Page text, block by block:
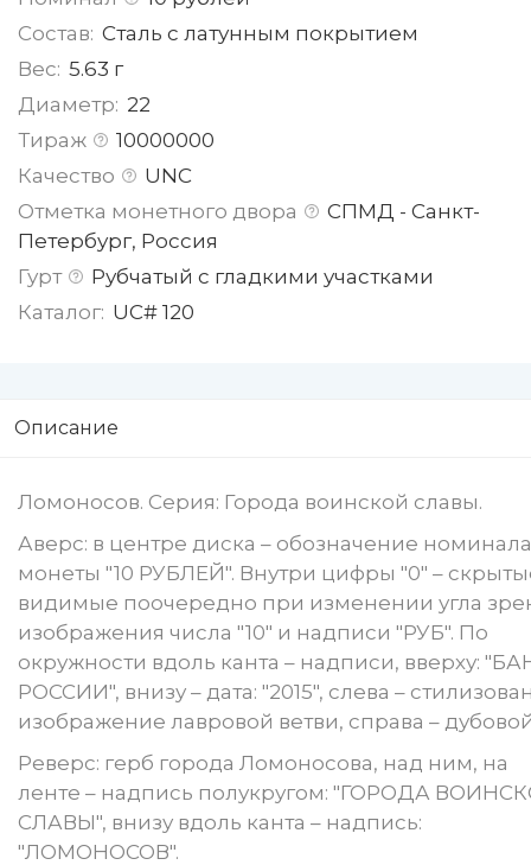
Состав: Сталь с латунным покрытием
Вес: 5.63 г
Диаметр: 22
Тираж
10000000
Качество
UNC
Отметка монетного двора
СПМД - Санкт-
Петербург, Россия
Гурт
Рубчатый с гладкими участками
Каталог: UC# 120
Описание
Ломоносов. Серия: Города воинской славы.
Аверс: в центре диска – обозначение номинала
монеты "10 РУБЛЕЙ". Внутри цифры "0" –
видимые поочередно при изменении угла
изображения числа "10" и надписи "РУБ". По
окружности вдоль канта – надписи, вверху:
РОССИИ", внизу – дата: "2015", слева –
изображение лавровой ветви, справа –
Реверс: герб города Ломоносова, над ним, на
ленте – надпись полукругом: "ГОРОДА
СЛАВЫ", внизу вдоль канта – надпись:
"ЛОМОНОСОВ".